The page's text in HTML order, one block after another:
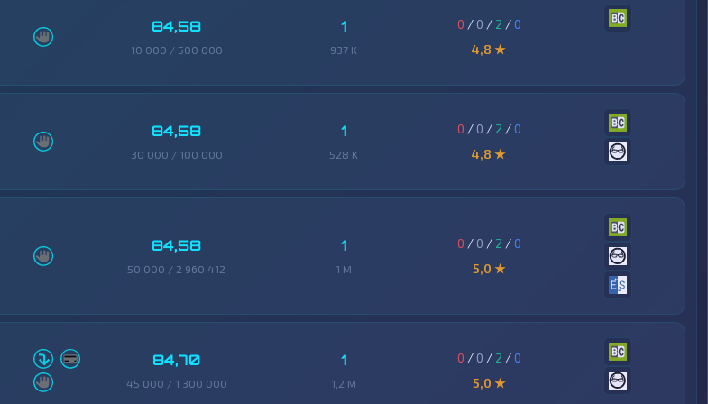
84,58
10 000 / 500 000
1
937 K
0 / 0 / 2 /0
4,8 ★
84,58
30 000 / 100 000
1
528 K
0 / 0 / 2 /0
4,8 ★
84,58
50 000 / 2 960 412
1
1 M
0 / 0 / 2 /0
5,0 ★
84,70
45 000 / 1 300 000
1
1,2 M
0 / 0 / 2 /0
5,0 ★